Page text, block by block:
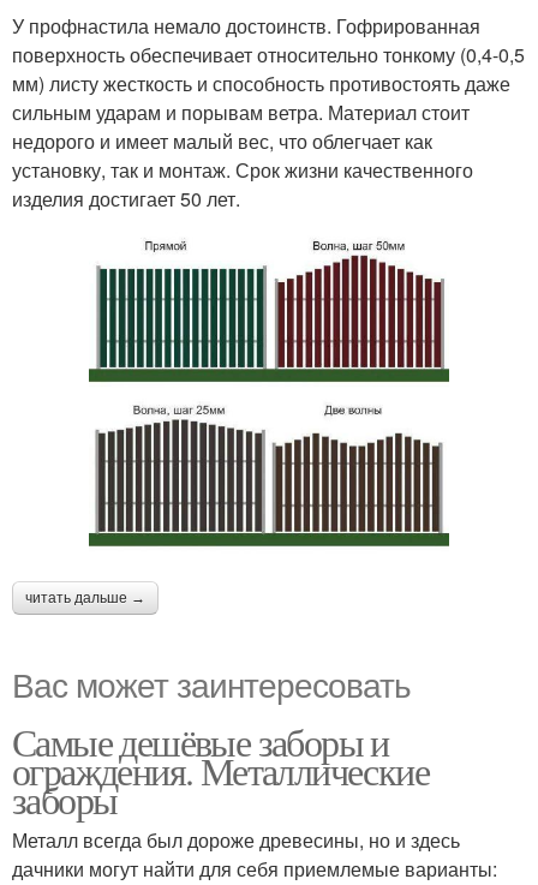
Денег на забор Забор для дачи
Деревянные заборы Забор из шпагата
У профнастила немало достоинств. Гофрированная
поверхность обеспечивает относительно тонкому (0,4-0,5
мм) листу жесткость и способность противостоять даже
сильным ударам и порывам ветра. Материал стоит
недорого и имеет малый вес, что облегчает как
установку, так и монтаж. Срок жизни качественного
изделия достигает 50 лет.
читать дальше →
Вас может заинтересовать
Самые дешёвые заборы и
ограждения. Металлические
заборы
Металл всегда был дороже древесины, но и здесь
дачники могут найти для себя приемлемые варианты: